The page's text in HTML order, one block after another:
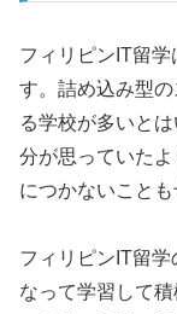
フィリピンIT留
す。詰め込み型
る学校が多いと
分が思っていた
につかないことも
フィリピンIT留
なって学習して